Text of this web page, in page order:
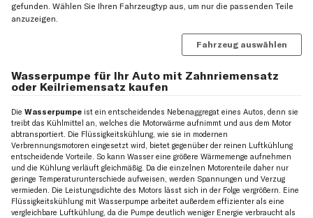
gefunden. Wählen Sie Ihren Fahrzeugtyp aus, um nur die passenden Teile
anzuzeigen.
Fahrzeug auswählen
Wasserpumpe für Ihr Auto mit Zahnriemensatz
oder Keilriemensatz kaufen
Die Wasserpumpe ist ein entscheidendes Nebenaggregat eines Autos, denn sie
treibt das Kühlmittel an, welches die Motorwärme aufnimmt und aus dem Motor
abtransportiert. Die Flüssigkeitskühlung, wie sie in modernen
Verbrennungsmotoren eingesetzt wird, bietet gegenüber der reinen Luftkühlung
entscheidende Vorteile. So kann Wasser eine größere Wärmemenge aufnehmen
und die Kühlung verläuft gleichmäßig. Da die einzelnen Motorenteile daher nur
geringe Temperaturunterschiede aufweisen, werden Spannungen und Verzug
vermieden. Die Leistungsdichte des Motors lässt sich in der Folge vergrößern. Eine
Flüssigkeitskühlung mit Wasserpumpe arbeitet außerdem effizienter als eine
vergleichbare Luftkühlung, da die Pumpe deutlich weniger Energie verbraucht als